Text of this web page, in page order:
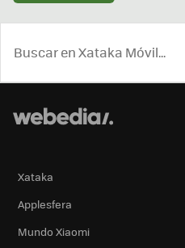
Xataka
Applesfera
Mundo Xiaomi